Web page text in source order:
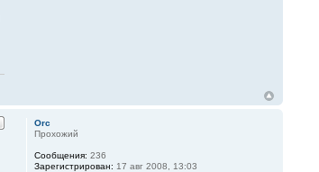
Orc
Прохожий
Сообщения: 236
Зарегистрирован: 17 авг 2008, 13:03